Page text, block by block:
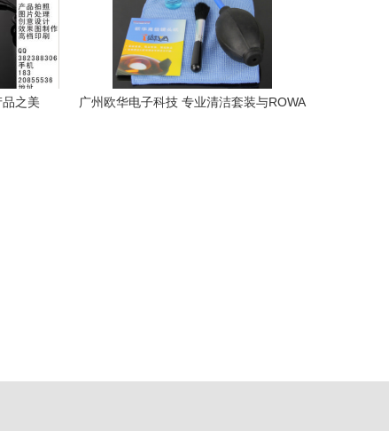
之美
广州欧华电子科技 专业清洁套装与ROWA